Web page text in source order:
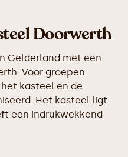
Doorwerth
Gelderland met een
Voor groepen
kasteel en de
Het kasteel ligt
een indrukwekkend